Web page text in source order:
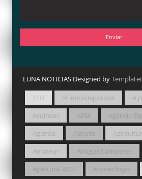
LUNA NOTICIAS Designed by
1FD 1FiebreDeportiva
A
Acolman
AEM
Agencia
Agenda
Agrario
Amateur
Amigos Camperos
Apertura 2021
Arqueología